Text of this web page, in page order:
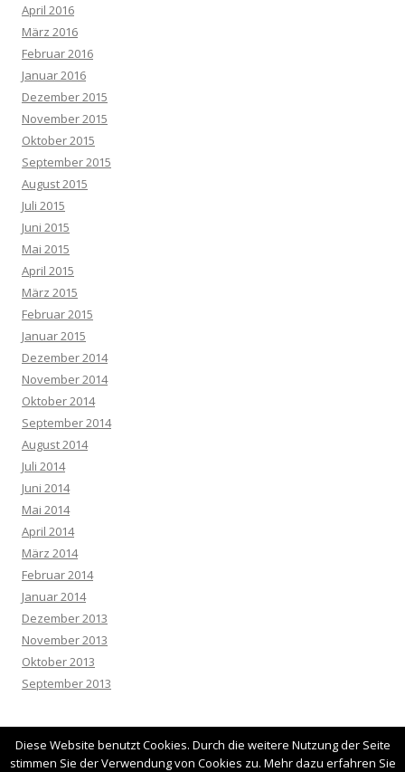
April 2016
März 2016
Februar 2016
Januar 2016
Dezember 2015
November 2015
Oktober 2015
September 2015
August 2015
Juli 2015
Juni 2015
Mai 2015
April 2015
März 2015
Februar 2015
Januar 2015
Dezember 2014
November 2014
Oktober 2014
September 2014
August 2014
Juli 2014
Juni 2014
Mai 2014
April 2014
März 2014
Februar 2014
Januar 2014
Dezember 2013
November 2013
Oktober 2013
September 2013
Diese Website benutzt Cookies. Durch die weitere Nutzung der Seite
stimmen Sie der Verwendung von Cookies zu. Mehr dazu erfahren Sie